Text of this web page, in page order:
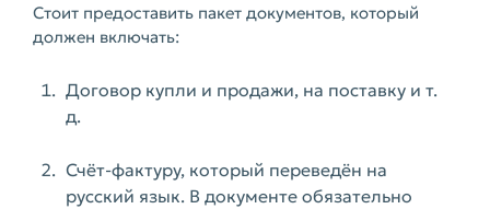
Стоит предоставить пакет документов, который
должен включать:
Договор купли и продажи, на поставку и т.
д.
Счёт-фактуру, который переведён на
русский язык. В документе обязательно